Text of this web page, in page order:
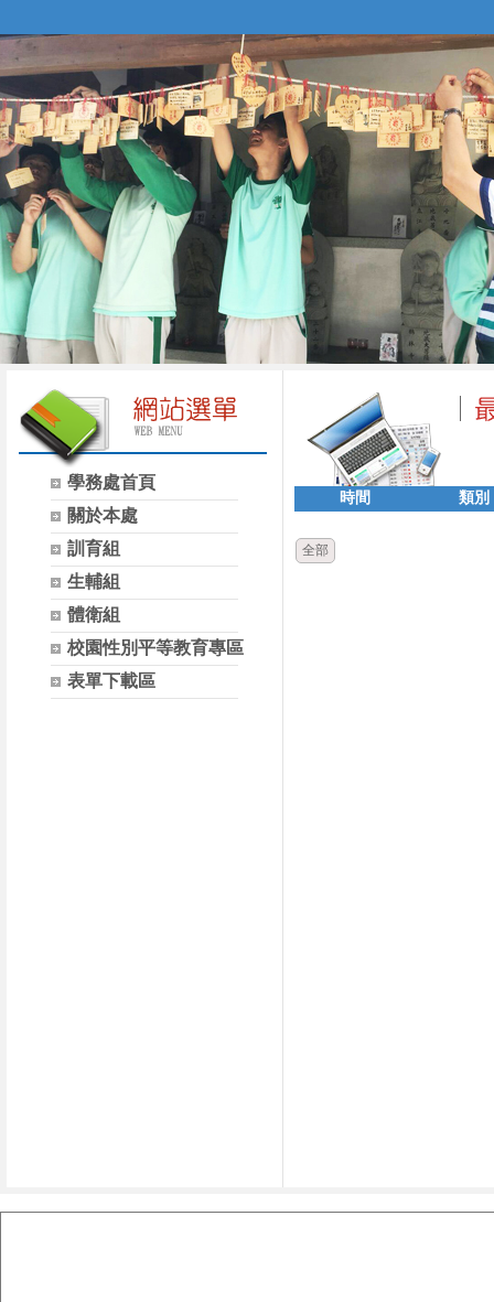
學務處首頁
關於本處
訓育組
生輔組
體衛組
校園性別平等教育專區
表單下載區
時間 類別
全部